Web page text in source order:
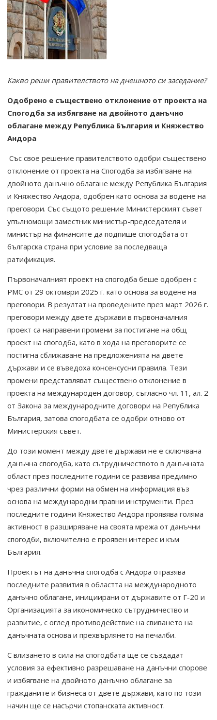
Какво реши правителството на днешното си заседание?
Одобрено е съществено отклонение от проекта на
Спогодба за избягване на двойното данъчно
облагане между Република България и Княжество
Андора
Със свое решение правителството одобри съществено
отклонение от проекта на Спогодба за избягване на
двойното данъчно облагане между Република България
и Княжество Андора, одобрен като основа за водене на
преговори. Със същото решение Министерският съвет
упълномощи заместник министър-председателя и
министър на финансите да подпише спогодбата от
българска страна при условие за последваща
ратификация.
Първоначалният проект на спогодба беше одобрен с
РМС от 29 октомври 2025 г. като основа за водене на
преговори. В резултат на проведените през март 2026 г.
преговори между двете държави в първоначалния
проект са направени промени за постигане на общ
проект на спогодба, като в хода на преговорите се
постигна сближаване на предложенията на двете
държави и се въведоха консенсусни правила. Тези
промени представляват съществено отклонение в
проекта на международен договор, съгласно чл. 11, ал. 2
от Закона за международните договори на Република
България, затова спогодбата се одобри отново от
Министерския съвет.
До този момент между двете държави не е сключвана
данъчна спогодба, като сътрудничеството в данъчната
област през последните години се развива предимно
чрез различни форми на обмен на информация въз
основа на международни правни инструменти. През
последните години Княжество Андора проявява голяма
активност в разширяване на своята мрежа от данъчни
спогодби, включително е проявен интерес и към
България.
Проектът на данъчна спогодба с Андора отразява
последните развития в областта на международното
данъчно облагане, инициирани от държавите от Г-20 и
Организацията за икономическо сътрудничество и
развитие, с оглед противодействие на свиването на
данъчната основа и прехвърлянето на печалби.
С влизането в сила на спогодбата ще се създадат
условия за ефективно разрешаване на данъчни спорове
и избягване на двойното данъчно облагане за
гражданите и бизнеса от двете държави, като по този
начин ще се насърчи стопанската активност.